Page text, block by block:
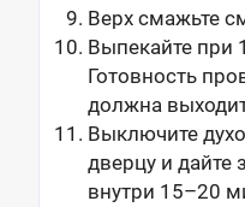
Верх смажьте
Выпекайте при
Готовность
должна
Выключите
дверцу и дайте
внутри 15–20